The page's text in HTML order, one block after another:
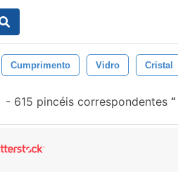
Cumprimento Vidro Cristal
- 615 pincéis correspondentes